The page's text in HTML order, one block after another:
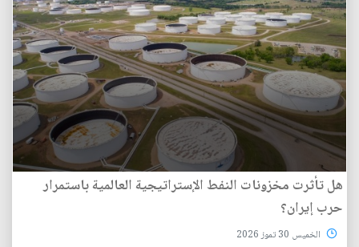
هل تأثرت مخزونات النفط الإستراتيجية العالمية باستمرار
حرب إيران؟
الخميس 30 تموز 2026